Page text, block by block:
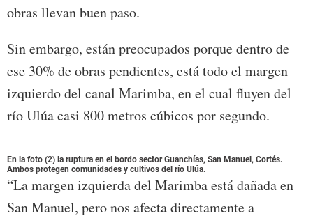
obras llevan buen paso.
Sin embargo, están preocupados porque dentro de
ese 30% de obras pendientes, está todo el margen
izquierdo del canal Marimba, en el cual fluyen del
río Ulúa casi 800 metros cúbicos por segundo.
En la foto (2) la ruptura en el bordo sector Guanchías, San Manuel, Cortés.
Ambos protegen comunidades y cultivos del río Ulúa.
“La margen izquierda del Marimba está dañada en
San Manuel, pero nos afecta directamente a